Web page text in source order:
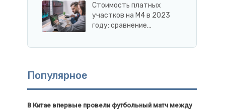
Стоимость платных
участков на М4 в 2023
году: сравнение…
Популярное
В Китае впервые провели футбольный матч между